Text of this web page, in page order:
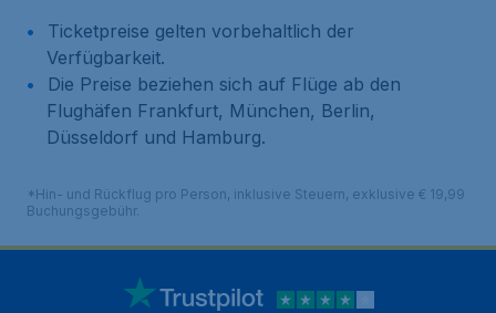
Ticketpreise gelten vorbehaltlich der
Verfügbarkeit.
Die Preise beziehen sich auf Flüge ab den
Flughäfen Frankfurt, München, Berlin,
Düsseldorf und Hamburg.
*Hin- und Rückflug pro Person, inklusive Steuern, exklusive € 19,99
Buchungsgebühr.